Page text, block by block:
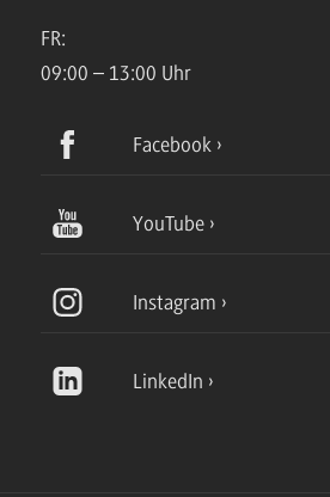
FR:
09:00 – 13:00 Uhr
Facebook
YouTube
Instagram
LinkedIn